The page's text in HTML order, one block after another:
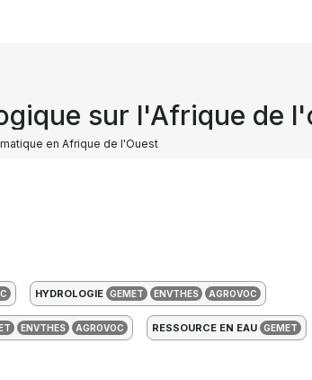
sur l'Afrique de
en Afrique de l'Ouest
HYDROLOGIE GEMET ENVTHES AGROVOC
ENVTHES AGROVOC RESSOURCE EN EAU GEMET